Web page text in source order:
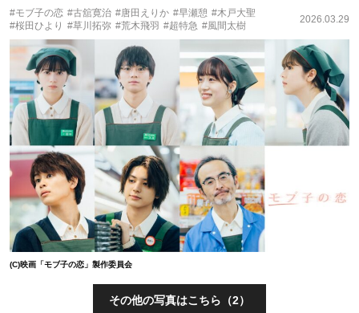
#モブ子の恋 #古舘寛治 #唐田えりか #早瀬憩 #木戸大聖
#桜田ひより #草川拓弥 #荒木飛羽 #超特急 #風間太樹
2026.03.29
(C)映画「モブ子の恋」製作委員会
その他の写真はこちら（2）